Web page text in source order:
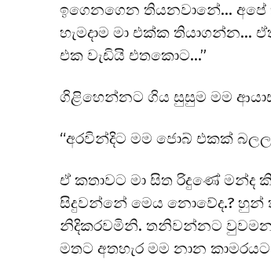
ඉගෙනගෙන තියනවානේ…
හැමදාම මා එක්ක තියාගන්න…
එක වැඩියි එතකොට…”
ගිළිහෙන්නට ගිය සුසුම මම
“අරවින්දිට මම ජොබ් එකක්
ඒ කතාවට මා සිත රිදුණේ මන්ද
සිදුවන්නේ මෙය නොවේද.? හුන්
නිදිකරවමිනි. තනිවන්නට
මතට අතහැර මම නාන